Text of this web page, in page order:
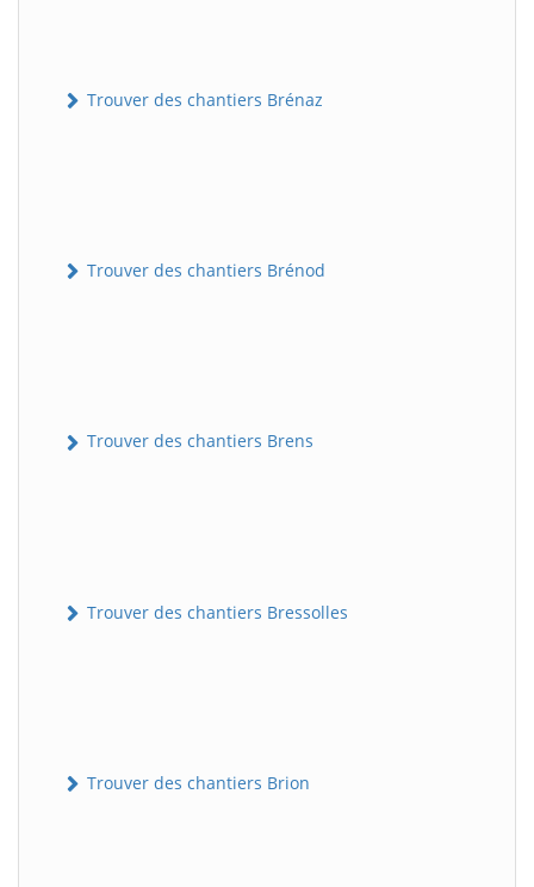
Trouver des chantiers Brénaz
Trouver des chantiers Brénod
Trouver des chantiers Brens
Trouver des chantiers Bressolles
Trouver des chantiers Brion